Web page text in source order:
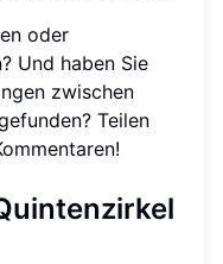
oder
Und haben Sie
zwischen
Teilen